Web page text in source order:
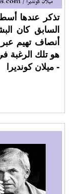
تذكر عندها
السابق كان
أنصاف تهيم
هو تلك الرغبة
- ميلان كونديرا